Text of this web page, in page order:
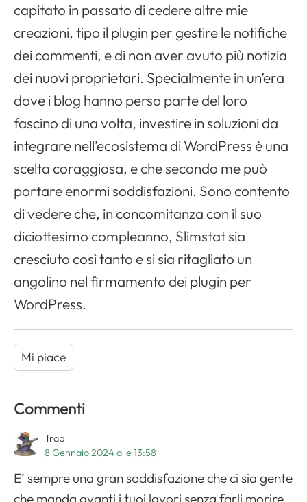
capitato in passato di cedere altre mie
creazioni, tipo il plugin per gestire le notifiche
dei commenti, e di non aver avuto più notizia
dei nuovi proprietari. Specialmente in un’era
dove i blog hanno perso parte del loro
fascino di una volta, investire in soluzioni da
integrare nell’ecosistema di WordPress è una
scelta coraggiosa, e che secondo me può
portare enormi soddisfazioni. Sono contento
di vedere che, in concomitanza con il suo
diciottesimo compleanno, Slimstat sia
cresciuto così tanto e si sia ritagliato un
angolino nel firmamento dei plugin per
WordPress.
Mi piace
Commenti
Trap
8 Gennaio 2024 alle 13:58
E’ sempre una gran soddisfazione che ci sia gente
che manda avanti i tuoi lavori senza farli morire